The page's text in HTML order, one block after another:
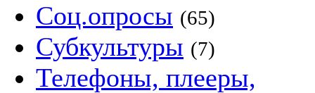
Соц.опросы (65)
Субкультуры (7)
Телефоны, плееры,